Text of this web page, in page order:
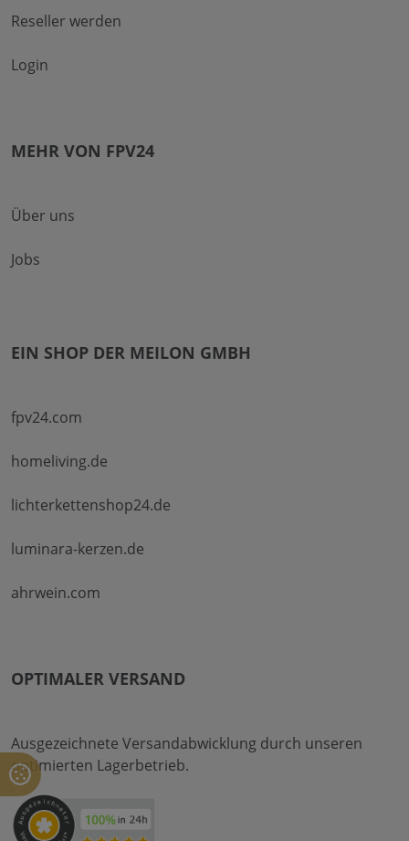
Reseller werden
Login
MEHR VON FPV24
Über uns
Jobs
EIN SHOP DER MEILON GMBH
fpv24.com
homeliving.de
lichterkettenshop24.de
luminara-kerzen.de
ahrwein.com
OPTIMALER VERSAND
Ausgezeichnete Versandabwicklung durch unseren
optimierten Lagerbetrieb.